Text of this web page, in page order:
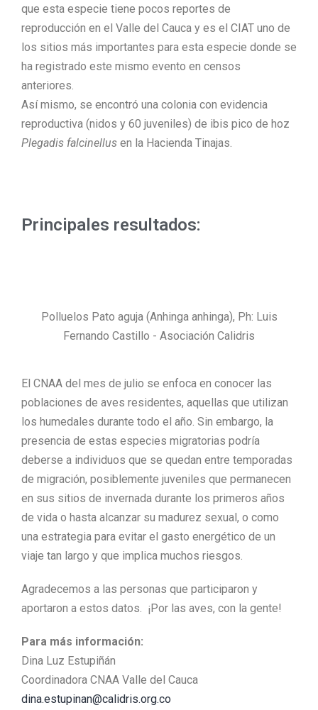
que esta especie tiene pocos reportes de
reproducción en el Valle del Cauca y es el CIAT uno de
los sitios más importantes para esta especie donde se
ha registrado este mismo evento en censos
anteriores.
Así mismo, se encontró una colonia con evidencia
reproductiva (nidos y 60 juveniles) de ibis pico de hoz
Plegadis falcinellus en la Hacienda Tinajas.
Principales resultados:
Polluelos Pato aguja (Anhinga anhinga), Ph: Luis
Fernando Castillo - Asociación Calidris
El CNAA del mes de julio se enfoca en conocer las
poblaciones de aves residentes, aquellas que utilizan
los humedales durante todo el año. Sin embargo, la
presencia de estas especies migratorias podría
deberse a individuos que se quedan entre temporadas
de migración, posiblemente juveniles que permanecen
en sus sitios de invernada durante los primeros años
de vida o hasta alcanzar su madurez sexual, o como
una estrategia para evitar el gasto energético de un
viaje tan largo y que implica muchos riesgos.
Agradecemos a las personas que participaron y
aportaron a estos datos. ¡Por las aves, con la gente!
Para más información:
Dina Luz Estupiñán
Coordinadora CNAA Valle del Cauca
dina.estupinan@calidris.org.co